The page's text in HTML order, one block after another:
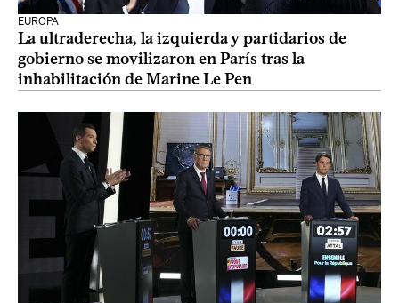
EUROPA
La ultraderecha, la izquierda y partidarios de
gobierno se movilizaron en París tras la
inhabilitación de Marine Le Pen